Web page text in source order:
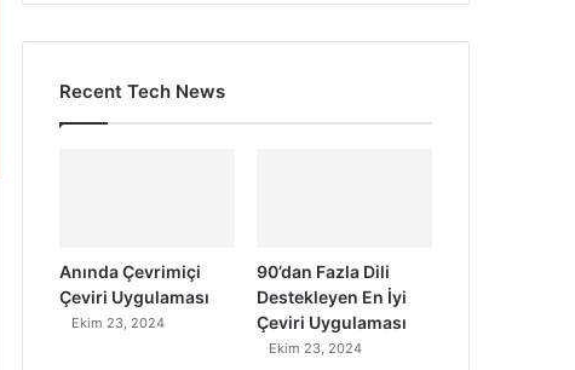
Recent Tech News
Anında Çevrimiçi
Çeviri Uygulaması
Ekim 23, 2024
90’dan Fazla Dili
Destekleyen En İyi
Çeviri Uygulaması
Ekim 23, 2024